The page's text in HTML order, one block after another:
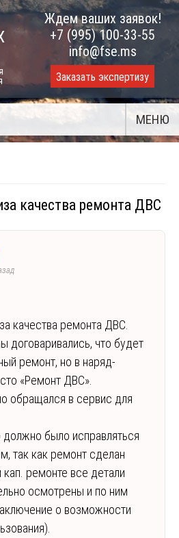
Ждем ваших заявок!
+7 (995) 100-33-55
info@fse.ms
Заказать экспертизу
МЕНЮ
качества ремонта ДВС
качества ремонта ДВС.
что будет
ремонт, но в наряд-
«Ремонт ДВС».
обращался в сервис для
должно было исправляться
так как ремонт сделан
кап. ремонте все детали
осмотрены и по ним
о возможности